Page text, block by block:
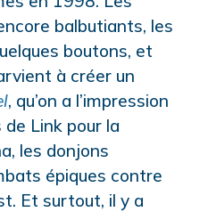
balbutiants, les
boutons, et
à créer un
, qu’on a l’impression
Link pour la
les donjons
épiques contre
Et surtout, il y a